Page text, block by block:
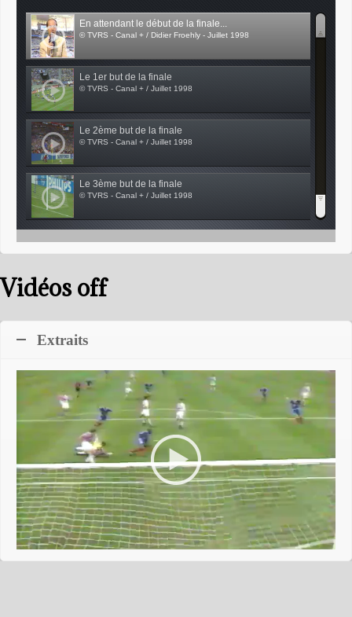
En attendant le début de la finale...
© TVRS - Canal + / Didier Froehly - Juillet 1998
Le 1er but de la finale
© TVRS - Canal + / Juillet 1998
Le 2ème but de la finale
© TVRS - Canal + / Juillet 1998
Le 3ème but de la finale
© TVRS - Canal + / Juillet 1998
Vidéos off
Extraits